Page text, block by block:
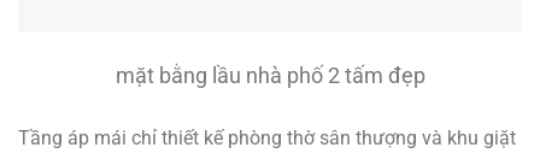
mặt bằng lầu nhà phố 2 tấm đẹp
Tầng áp mái chỉ thiết kế phòng thờ sân thượng và khu giặt